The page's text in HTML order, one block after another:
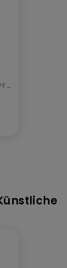
ZYLINDRISCHER PFLANZTOPF FIBER